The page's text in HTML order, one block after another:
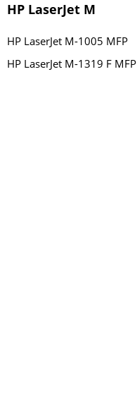
HP LaserJet M
HP LaserJet M-1005 MFP
HP LaserJet M-1319 F MFP